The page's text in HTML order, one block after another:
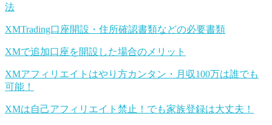
法
XMTrading口座開設・住所確認書類などの必要書類
XMで追加口座を開設した場合のメリット
XMアフィリエイトはやり方カンタン・月収100万は誰でも
可能！
XMは自己アフィリエイト禁止！でも家族登録は大丈夫！